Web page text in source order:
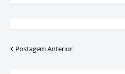
Postagem Anterior